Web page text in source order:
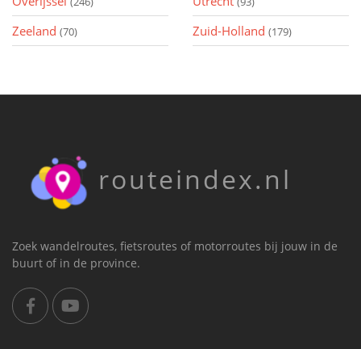
Zeeland (70) Zuid-Holland (179)
routeindex.nl
Zoek wandelroutes, fietsroutes of motorroutes bij jouw in de
buurt of in de province.